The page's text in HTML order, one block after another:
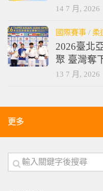
14 7 月, 2026
國際賽事 / 柔
2026臺北
聚 臺灣奪
13 7 月, 2026
更多